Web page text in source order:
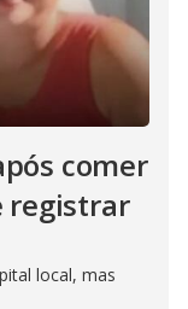
comer
registrar
local, mas